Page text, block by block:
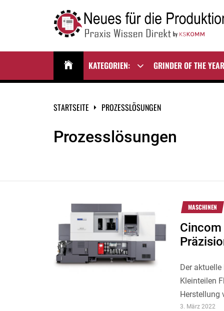
NEUES FÜR DIE
PRODUKTION
KATEGORIEN:
Show
menu
GRINDER OF THE YEAR
STARTSEITE PROZESSLÖSUNGEN
Prozesslösungen
MASCHINEN
Der
Kleinteilen
Herstellung
3. März 2022